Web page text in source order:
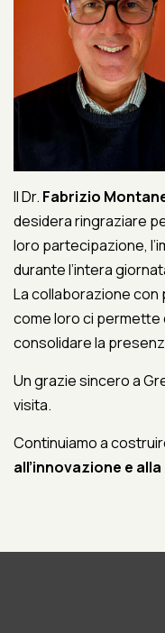
Il Dr. Fabrizio
desidera ringraziare
loro partecipazione,
durante l’intera
La collaborazione
come loro ci permette
consolidare la
Un grazie sincero a
visita.
Continuiamo a
all’innovazione e